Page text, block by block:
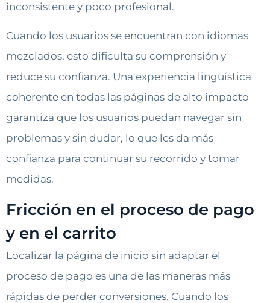
inconsistente y poco profesional.
Cuando los usuarios se encuentran con idiomas
mezclados, esto dificulta su comprensión y
reduce su confianza. Una experiencia lingüística
coherente en todas las páginas de alto impacto
garantiza que los usuarios puedan navegar sin
problemas y sin dudar, lo que les da más
confianza para continuar su recorrido y tomar
medidas.
Fricción en el proceso de pago
y en el carrito
Localizar la página de inicio sin adaptar el
proceso de pago es una de las maneras más
rápidas de perder conversiones. Cuando los